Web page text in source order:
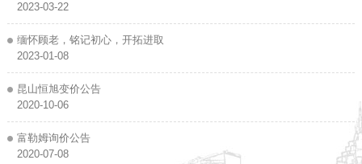
2023-03-22
缅怀顾老，铭记初心，开拓进取
2023-01-08
昆山恒旭变价公告
2020-10-06
富勒姆询价公告
2020-07-08